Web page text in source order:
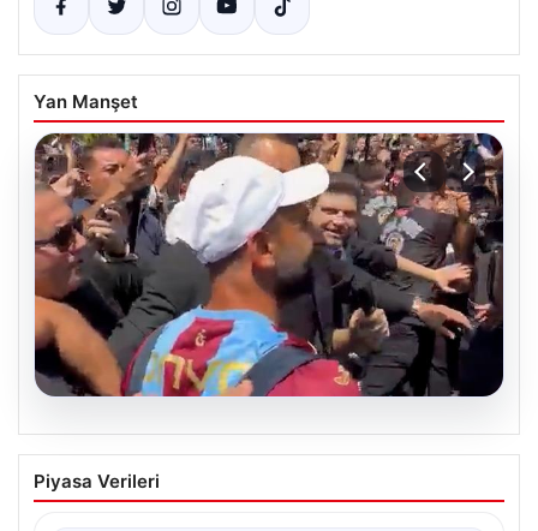
Yan Manşet
05.08.2026
Mohamed Salah’tan Tarihi İlk Üçlü
Başarı
Piyasa Verileri